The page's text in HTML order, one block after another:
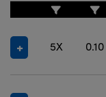
5X 0.10